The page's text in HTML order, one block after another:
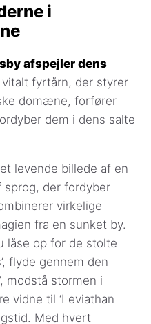
i
afspejler dens
fyrtårn, der styrer
domæne, forfører
dem i dens salte
levende billede af en
der fordyber
virkelige
fra en sunket by.
låse op for de stolte
flyde gennem den
modstå stormen i
vidne til ‘Leviathan
Med hvert